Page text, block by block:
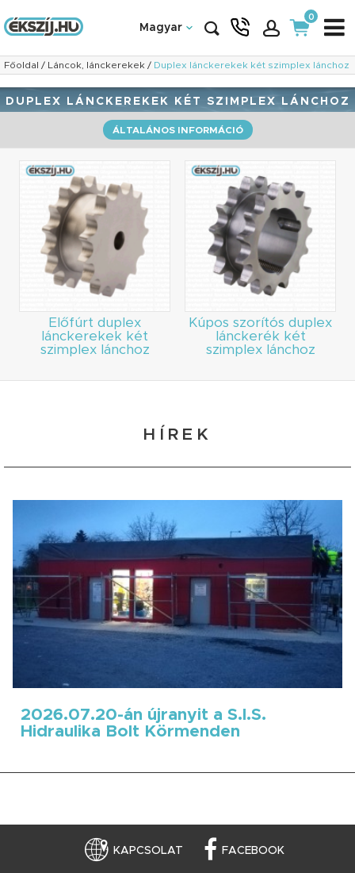
Magyar
0
Főoldal / Láncok, lánckerekek / Duplex lánckerekek két szimplex lánchoz
DUPLEX LÁNCKEREKEK KÉT SZIMPLEX LÁNCHOZ
ÁLTALÁNOS INFORMÁCIÓ
Előfúrt duplex
lánckerekek két
szimplex lánchoz
Kúpos szorítós duplex
lánckerék két
szimplex lánchoz
HÍREK
2026.07.20-án újranyit a S.I.S.
Hidraulika Bolt Körmenden
KAPCSOLAT FACEBOOK